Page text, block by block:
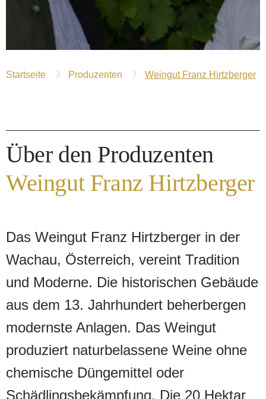
Startseite Produzenten Weingut Franz Hirtzberger
Über den Produzenten
Weingut Franz Hirtzberger
Das Weingut Franz Hirtzberger in der
Wachau, Österreich, vereint Tradition
und Moderne. Die historischen Gebäude
aus dem 13. Jahrhundert beherbergen
modernste Anlagen. Das Weingut
produziert naturbelassene Weine ohne
chemische Düngemittel oder
Schädlingsbekämpfung. Die 20 Hektar